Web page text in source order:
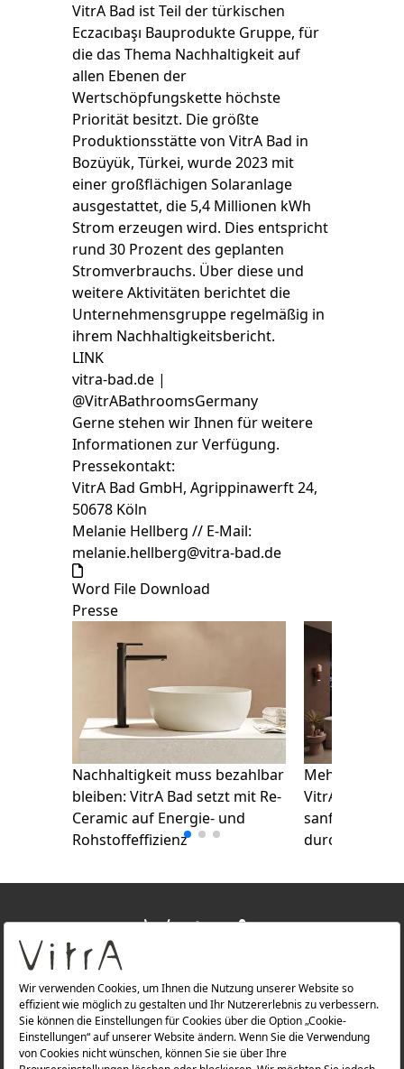
VitrA Bad ist Teil der türkischen
Eczacıbaşı Bauprodukte Gruppe, für
die das Thema Nachhaltigkeit auf
allen Ebenen der
Wertschöpfungskette höchste
Priorität besitzt. Die größte
Produktionsstätte von VitrA Bad in
Bozüyük, Türkei, wurde 2023 mit
einer großflächigen Solaranlage
ausgestattet, die 5,4 Millionen kWh
Strom erzeugen wird. Dies entspricht
rund 30 Prozent des geplanten
Stromverbrauchs. Über diese und
weitere Aktivitäten berichtet die
Unternehmensgruppe regelmäßig in
ihrem Nachhaltigkeitsbericht.
LINK
vitra-bad.de |
@VitrABathroomsGermany
Gerne stehen wir Ihnen für weitere
Informationen zur Verfügung.
Pressekontakt:
VitrA Bad GmbH, Agrippinawerft 24,
50678 Köln
Melanie Hellberg // E-Mail:
melanie.hellberg@vitra-bad.de
Word File Download
Presse
Nachhaltigkeit muss bezahlbar
bleiben: VitrA Bad setzt mit Re-
Ceramic auf Energie- und
Rohstoffeffizienz
Mehr
VitrA Bad
sanfte
durchdachte
ÜBER UNS